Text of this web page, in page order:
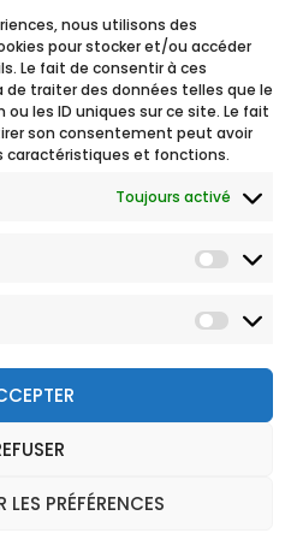
nous utilisons des
pour stocker et/ou accéder
Le fait de consentir à ces
traiter des données telles que le
les ID uniques sur ce site. Le fait
son consentement peut avoir
et fonctions.
Toujours activé
LES PRÉFÉRENCES